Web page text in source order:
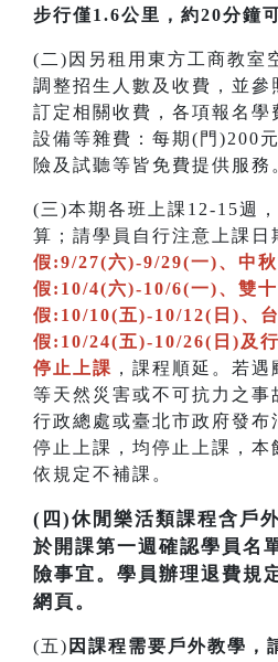
步行僅1.6公里，約20分鐘可
(二)因另租用東方工商教室
調整招生人數及收費，並參
訂定相關收費，各項報名學
設備等雜費：每期(門)200
險及試聽等皆免費提供服務
(三)本期各班上課12-15週
算；請學員自行注意上課日
假:9/27(六)-9/29(一)、中
假:10/4(六)-10/6(一)、雙
假:10/10(五)-10/12(日)、
假:10/24(五)-10/26(日)及
停止上課 ，課程順延。若
等天然災害或不可抗力之事
行政總處或臺北市政府發布
停止上課，均停止上課，本
依規定不補課。
(四)休閒樂活類課程含戶
於開課第一週確認學員名
險事宜。學員辦理退費規
網頁。
(五) 因課程需要戶外教學，